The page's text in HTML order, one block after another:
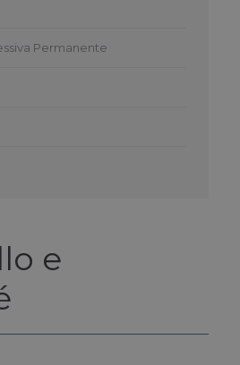
Permanente
e